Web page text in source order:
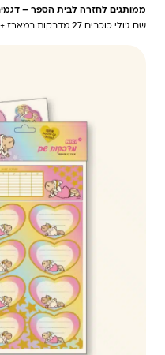
ממותגים לחזרה לבית הספר –
שם ג'ולי כוכבים 27 מדבקות במארז + סט מדבקות לסנדוויץ'